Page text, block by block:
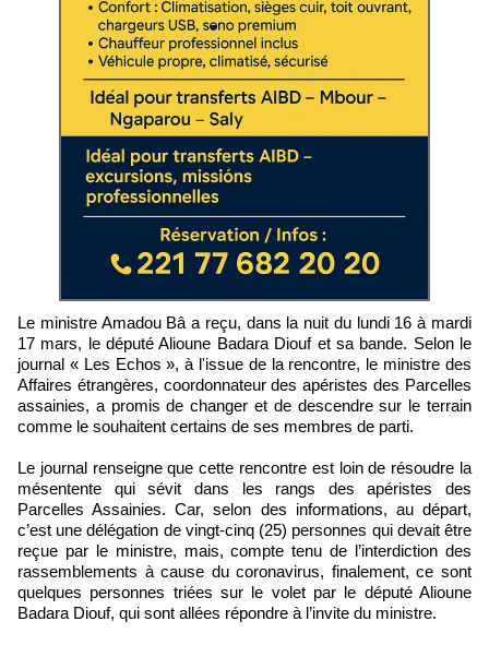
Le ministre Amadou Bâ a reçu, dans la nuit du lundi 16 à mardi
17 mars, le député Alioune Badara Diouf et sa bande. Selon le
journal « Les Echos », à l'issue de la rencontre, le ministre des
Affaires étrangères, coordonnateur des apéristes des Parcelles
assainies, a promis de changer et de descendre sur le terrain
comme le souhaitent certains de ses membres de parti.
Le journal renseigne que cette rencontre est loin de résoudre la
mésentente qui sévit dans les rangs des apéristes des
Parcelles Assainies. Car, selon des informations, au départ,
c’est une délégation de vingt-cinq (25) personnes qui devait être
reçue par le ministre, mais, compte tenu de l’interdiction des
rassemblements à cause du coronavirus, finalement, ce sont
quelques personnes triées sur le volet par le député Alioune
Badara Diouf, qui sont allées répondre à l’invite du ministre.